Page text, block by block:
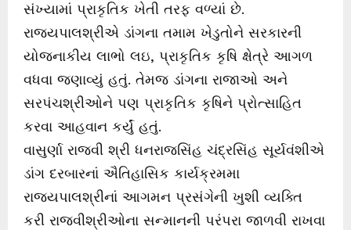
સંખ્યામાં પ્રાકૃતિક ખેતી તરફ વળ્યાં છે.
રાજ્યપાલશ્રીએ ડાંગના તમામ ખેડુતોને સરકારની
યોજનાકીય લાભો લઇ, પ્રાકૃતિક કૃષિ ક્ષેત્રે આગળ
વધવા જણાવ્યું હતું. તેમજ ડાંગના રાજાઓ અને
સરપંચશ્રીઓને પણ પ્રાકૃતિક કૃષિને પ્રોત્સાહિત
કરવા આહવાન કર્યું હતું.
વાસુર્ણા રાજવી શ્રી ધનરાજસિંહ ચંદ્રસિંહ સૂર્યવંશીએ
ડાંગ દરબારનાં ઐતિહાસિક કાર્યક્રમમા
રાજ્યપાલશ્રીનાં આગમન પ્રસંગેની ખુશી વ્યક્તિ
કરી રાજવીશ્રીઓના સન્માનની પરંપરા જાળવી રાખવા